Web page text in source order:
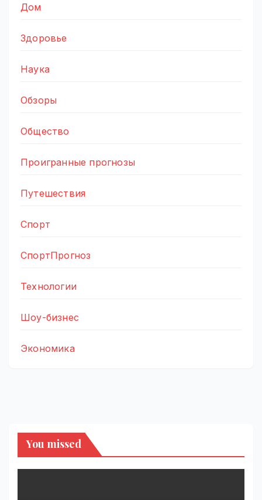
Дом
Здоровье
Наука
Обзоры
Общество
Проигранные прогнозы
Путешествия
Спорт
СпортПрогноз
Технологии
Шоу-бизнес
Экономика
You missed